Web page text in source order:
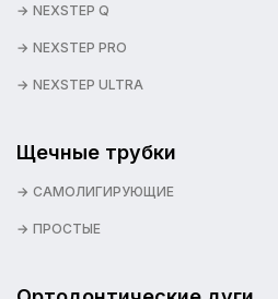
NEXSTEP Q
NEXSTEP PRO
NEXSTEP ULTRA
Щечные трубки
САМОЛИГИРУЮЩИЕ
ПРОСТЫЕ